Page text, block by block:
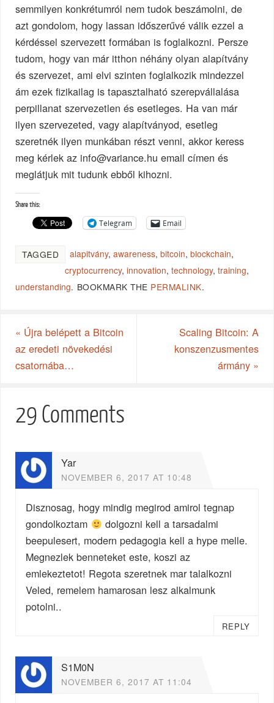
semmilyen konkrétumról nem tudok beszámolni, de
azt gondolom, hogy lassan időszerűvé válik ezzel a
kérdéssel szervezett formában is foglalkozni. Persze
tudom, hogy van már itthon néhány olyan alapítvány
és szervezet, ami elvi szinten foglalkozik mindezzel
ám ezek fizikailag is tapasztalható szerepvállalása
perpillanat szervezetlen és esetleges. Ha van már
ilyen szervezeted, vagy alapítványod, esetleg
szeretnék ilyen munkában részt venni, akkor keress
meg kérlek az info@variance.hu email címen és
meglátjuk mit tudunk ebből kihozni.
Share this:
Telegram Email
TAGGED alapitvány,awareness,bitcoin,blockchain,
cryptocurrency,innovation,technology,training,
understanding. BOOKMARK THE PERMALINK.
« Újra belépett a Bitcoin
az eredeti növekedési
csatornába…
Scaling Bitcoin: A
konszenzusmentes
ármány »
29 Comments
Yar
NOVEMBER 6, 2017 AT 10:48
Disznosag, hogy mindig megirod amirol tegnap
gondolkoztam
dolgozni kell a tarsadalmi
beepulesert, modern pedagogia kell a hype melle.
Megnezlek benneteket este, koszi az
emlekeztetot! Regota szeretnek mar talalkozni
Veled, remelem hamarosan lesz alkalmunk
potolni..
REPLY
S1M0N
NOVEMBER 6, 2017 AT 11:04